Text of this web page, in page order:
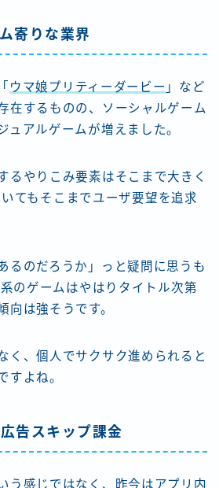
寄りな業界
ウマ娘プリティーダービー 」など
在するものの、ソーシャルゲーム
ュアルゲームが増えました。
るやりこみ要素はそこまで大きく
てもそこまでユーザ要望を追求
るのだろうか」っと疑問に思うも
のゲームはやはりタイトル次第
向は強そうです。
く、個人でサクサク進められると
すよね。
告スキップ課金
う感じではなく、昨今はアプリ内